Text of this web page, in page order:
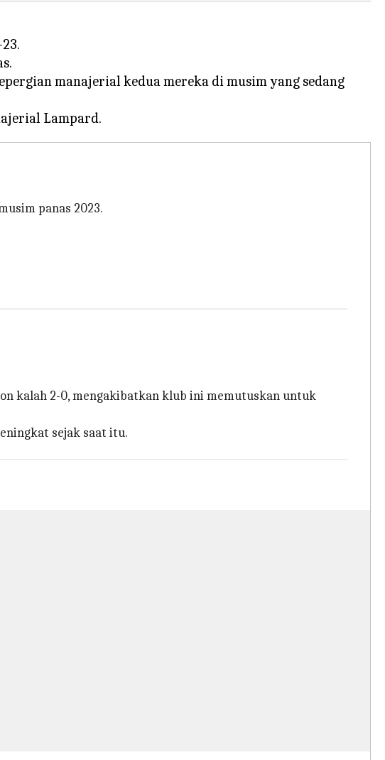
manajerial kedua mereka di musim yang sedang
panas 2023.
kalah 2-0, mengakibatkan klub ini memutuskan untuk
sejak saat itu.